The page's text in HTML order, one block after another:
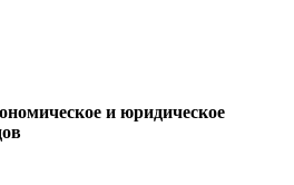
и юридическое